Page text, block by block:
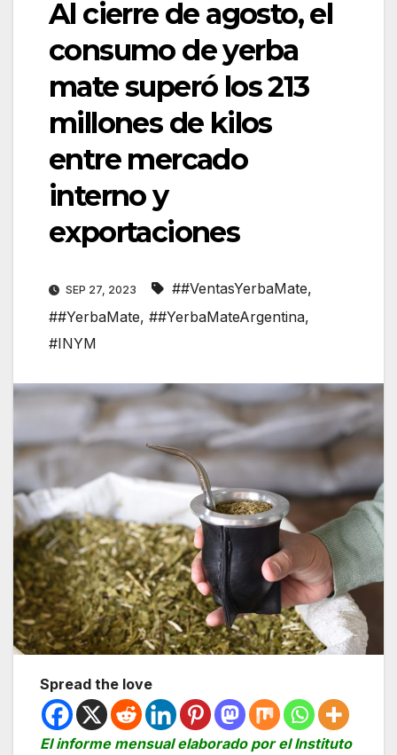
Al cierre de agosto, el
consumo de yerba
mate superó los 213
millones de kilos
entre mercado
interno y
exportaciones
SEP 27, 2023 ##VentasYerbaMate,
##YerbaMate, ##YerbaMateArgentina,
#INYM
Spread the love
El informe mensual elaborado por el Instituto